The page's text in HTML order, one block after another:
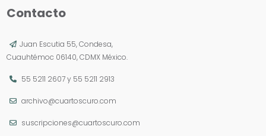
Contacto
Juan Escutia 55, Condesa,
Cuauhtémoc 06140, CDMX México.
55 5211 2607y 55 5211 2913
archivo@cuartoscuro.com
suscripciones@cuartoscuro.com